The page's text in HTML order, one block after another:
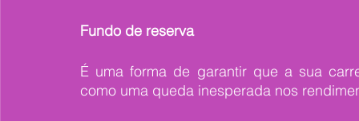
Fundo de reserva
É uma forma de garantir que a sua
como uma queda inesperada nos